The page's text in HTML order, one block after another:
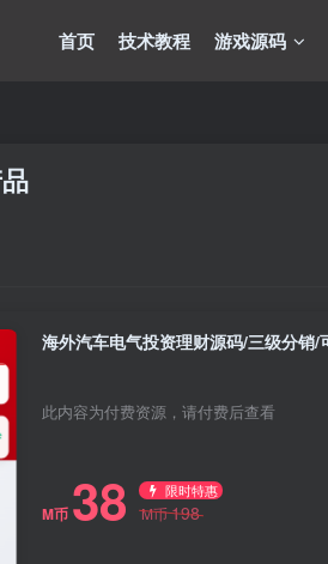
首页 技术教程 游戏源码
海外汽车电气投资理财源码/三级分销/
此内容为付费资源，请付费后查看
M币 38 限时特惠
M币198